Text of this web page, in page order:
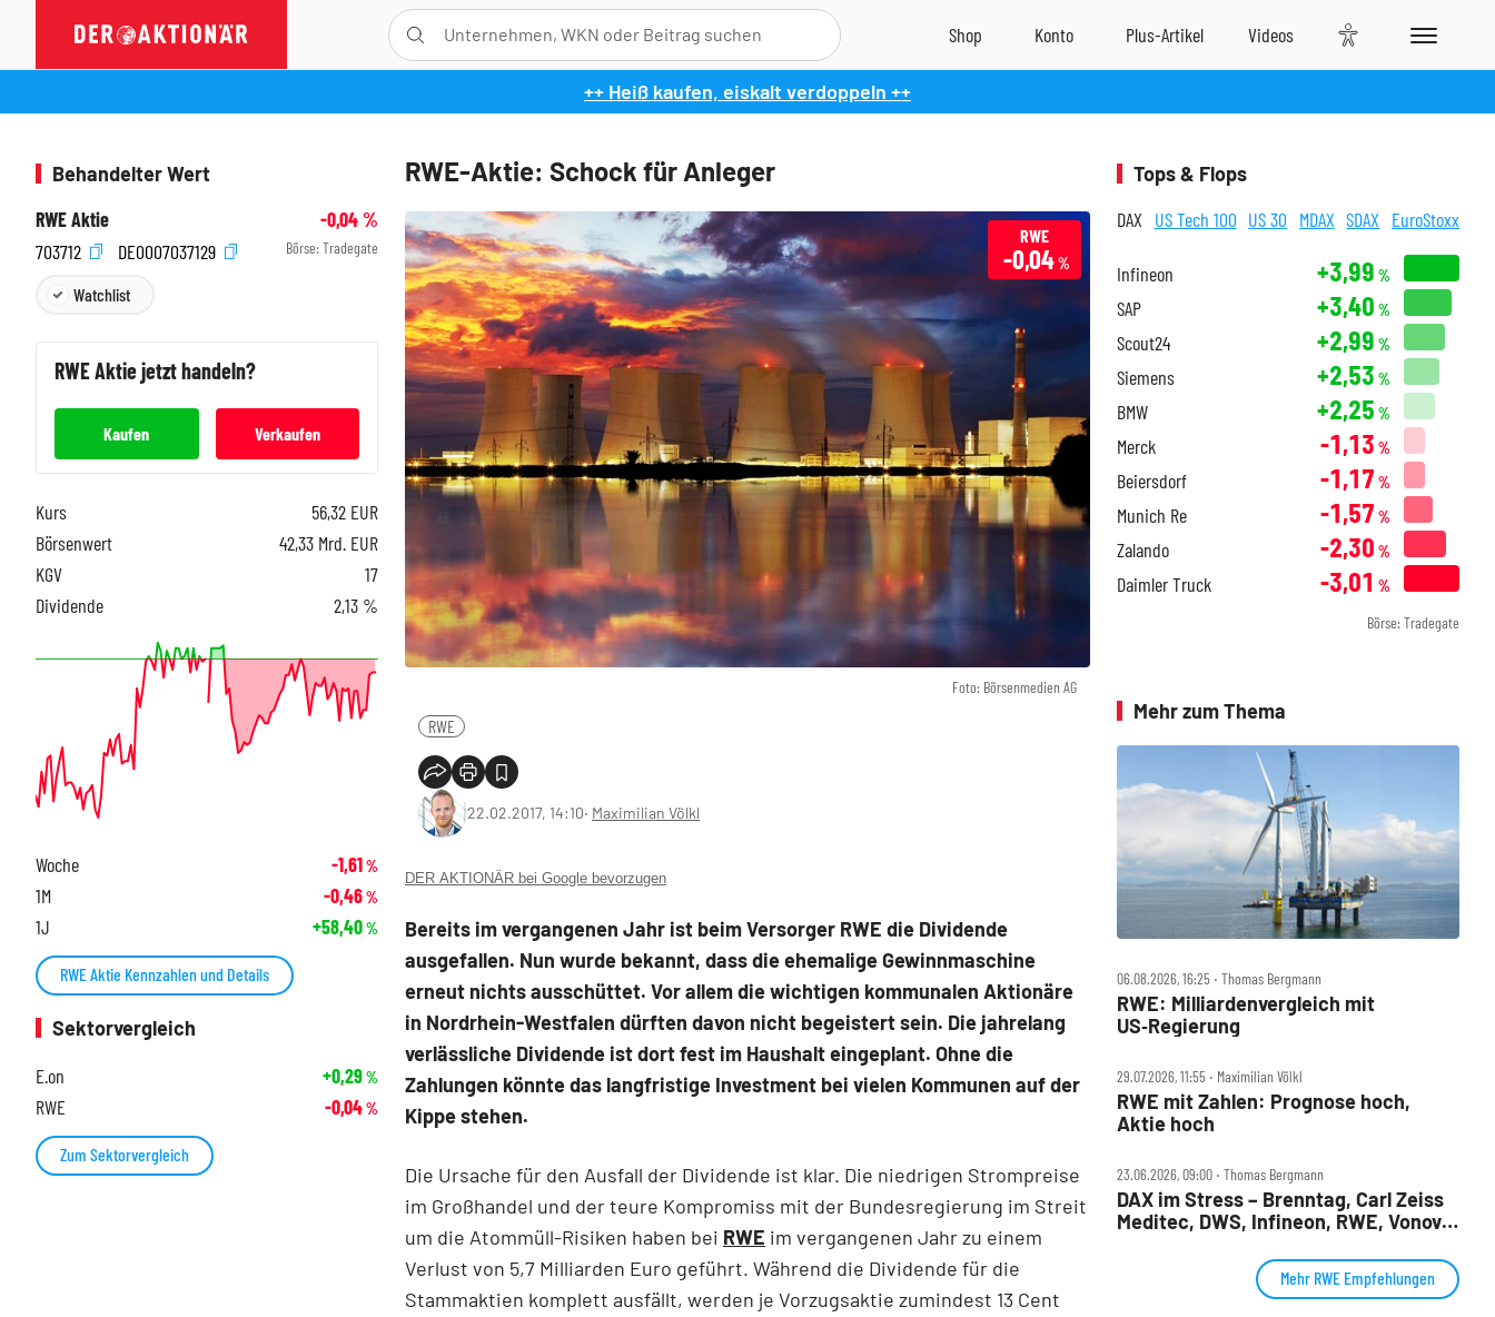
++ Heiß kaufen, eiskalt verdoppeln ++
RWE-Aktie: Schock für Anleger
Foto: Börsenmedien AG
RWE
-0,04%
RWE
22.02.2017, 14:10‧ Maximilian Völkl
DER AKTIONÄR bei Google bevorzugen
Bereits im vergangenen Jahr ist beim Versorger RWE die Dividende
ausgefallen. Nun wurde bekannt, dass die ehemalige Gewinnmaschine
erneut nichts ausschüttet. Vor allem die wichtigen kommunalen Aktionäre
in Nordrhein-Westfalen dürften davon nicht begeistert sein. Die jahrelang
verlässliche Dividende ist dort fest im Haushalt eingeplant. Ohne die
Zahlungen könnte das langfristige Investment bei vielen Kommunen auf der
Kippe stehen.
Die Ursache für den Ausfall der Dividende ist klar. Die niedrigen Strompreise
im Großhandel und der teure Kompromiss mit der Bundesregierung im Streit
um die Atommüll-Risiken haben bei RWE im vergangenen Jahr zu einem
Verlust von 5,7 Milliarden Euro geführt. Während die Dividende für die
Stammaktien komplett ausfällt, werden je Vorzugsaktie zumindest 13 Cent
Behandelter Wert
RWE Aktie
-0,04%
703712
DE0007037129 Börse: Tradegate
Watchlist
RWEAktie jetzt handeln?
Kaufen Verkaufen
Kurs 56,32 EUR
Börsenwert
42,33 Mrd. EUR
KGV
17
Dividende
2,13 %
Woche -1,61%
1M -0,46%
1J +58,40%
RWE Aktie Kennzahlen und Details
Sektorvergleich
E.on
+0,29%
RWE -0,04%
Zum Sektorvergleich
Tops & Flops
DAX US Tech 100 US 30 MDAX SDAX EuroStoxx
Infineon +3,99 %
SAP +3,40 %
Scout24 +2,99 %
Siemens +2,53 %
BMW +2,25 %
Merck -1,13 %
Beiersdorf -1,17 %
Munich Re -1,57 %
Zalando -2,30 %
Daimler Truck -3,01 %
Börse: Tradegate
Mehr zum Thema
06.08.2026, 16:25 ‧ Thomas Bergmann
RWE: Milliardenvergleich mit
US‑Regierung
29.07.2026, 11:55 ‧ Maximilian Völkl
RWE mit Zahlen: Prognose hoch,
Aktie hoch
23.06.2026, 09:00 ‧ Thomas Bergmann
DAX im Stress – Brenntag, Carl Zeiss
Meditec, DWS, Infineon, RWE, Vonovia
Mehr RWE Empfehlungen